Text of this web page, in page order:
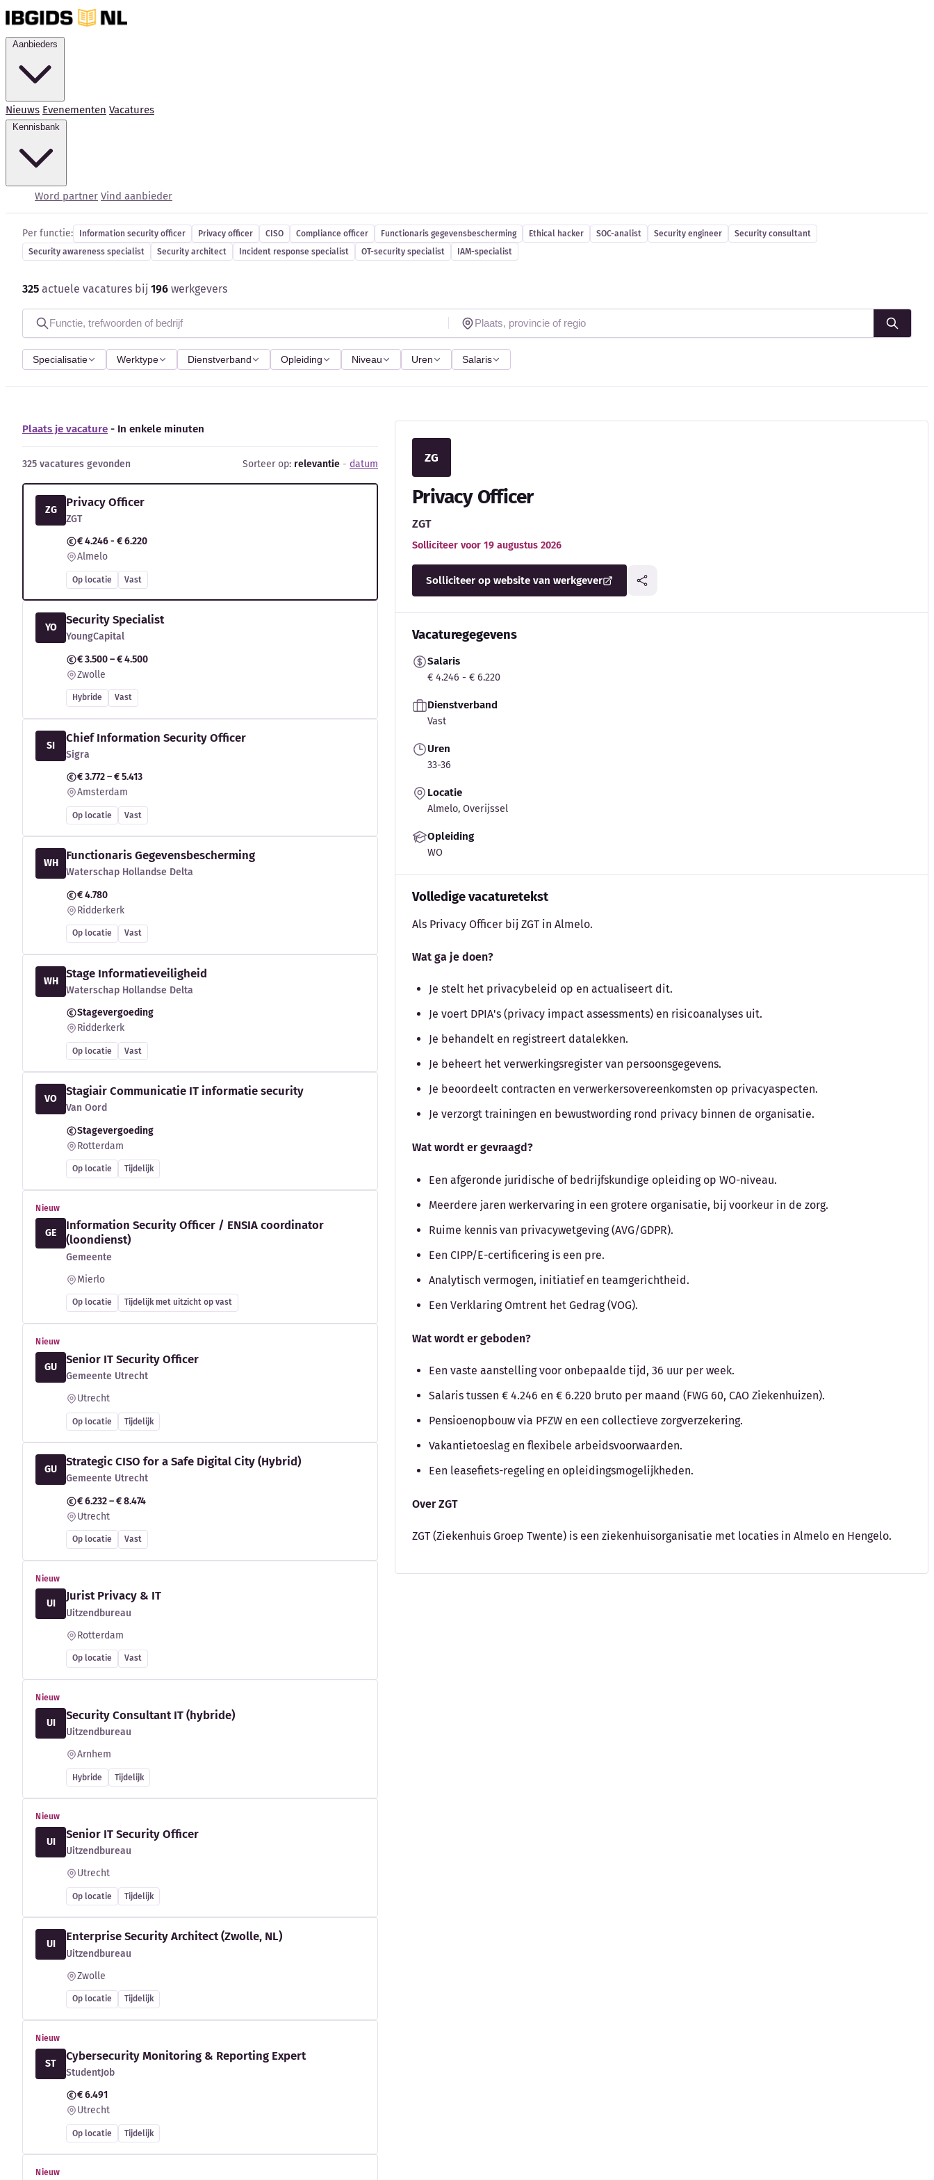
Nieuws Evenementen Vacatures
Word partner Vind aanbieder
Cybersecurity-vacatures
Per functie: Information security officer Privacy officer CISO Compliance officer Functionaris gegevensbescherming Ethical hacker SOC-analist Security engineer
Security consultant
Security awareness specialist
Security architect Incident response specialist OT-security specialist IAM-specialist
325 actuele vacatures bij 196 werkgevers
Specialisatie Werktype Dienstverband Opleiding Niveau Uren Salaris
Plaats je vacature - In enkele minuten
325 vacatures gevonden Sorteer op: relevantie - datum
ZG
Privacy Officer
ZGT
€ 4.246 - € 6.220
Almelo
Op locatie Vast
YO
Security Specialist
YoungCapital
€ 3.500 – € 4.500
Zwolle
Hybride Vast
SI
Chief Information Security Officer
Sigra
€ 3.772 – € 5.413
Amsterdam
Op locatie Vast
WH
Functionaris Gegevensbescherming
Waterschap Hollandse Delta
€ 4.780
Ridderkerk
Op locatie Vast
WH
Stage Informatieveiligheid
Waterschap Hollandse Delta
Stagevergoeding
Ridderkerk
Op locatie Vast
VO
Stagiair Communicatie IT informatie security
Van Oord
Stagevergoeding
Rotterdam
Op locatie Tijdelijk
Nieuw
GE
Information Security Officer / ENSIA coordinator
(loondienst)
Gemeente
Mierlo
Op locatie Tijdelijk met uitzicht op vast
Nieuw
GU
Senior IT Security Officer
Gemeente Utrecht
Utrecht
Op locatie Tijdelijk
GU
Strategic CISO for a Safe Digital City (Hybrid)
Gemeente Utrecht
€ 6.232 – € 8.474
Utrecht
Op locatie Vast
Nieuw
UI
Jurist Privacy & IT
Uitzendbureau
Rotterdam
Op locatie Vast
Nieuw
UI
Security Consultant IT (hybride)
Uitzendbureau
Arnhem
Hybride Tijdelijk
Nieuw
UI
Senior IT Security Officer
Uitzendbureau
Utrecht
Op locatie Tijdelijk
UI
Enterprise Security Architect (Zwolle, NL)
Uitzendbureau
Zwolle
Op locatie Tijdelijk
Nieuw
ST
Cybersecurity Monitoring & Reporting Expert
StudentJob
€ 6.491
Utrecht
Op locatie Tijdelijk
Nieuw
ZG
Privacy Officer
ZGT
Solliciteer voor 19 augustus 2026
Solliciteer op website van werkgever
Vacaturegegevens
Salaris
€ 4.246 - € 6.220
Dienstverband
Vast
Uren
33-36
Locatie
Almelo, Overijssel
Opleiding
WO
Volledige vacaturetekst
Als Privacy Officer bij ZGT in Almelo.
Wat ga je doen?
Je stelt het privacybeleid op en actualiseert dit.
Je voert DPIA's (privacy impact assessments) en risicoanalyses uit.
Je behandelt en registreert datalekken.
Je beheert het verwerkingsregister van persoonsgegevens.
Je beoordeelt contracten en verwerkersovereenkomsten op privacyaspecten.
Je verzorgt trainingen en bewustwording rond privacy binnen de organisatie.
Wat wordt er gevraagd?
Een afgeronde juridische of bedrijfskundige opleiding op WO-niveau.
Meerdere jaren werkervaring in een grotere organisatie, bij voorkeur in de zorg.
Ruime kennis van privacywetgeving (AVG/GDPR).
Een CIPP/E-certificering is een pre.
Analytisch vermogen, initiatief en teamgerichtheid.
Een Verklaring Omtrent het Gedrag (VOG).
Wat wordt er geboden?
Een vaste aanstelling voor onbepaalde tijd, 36 uur per week.
Salaris tussen € 4.246 en € 6.220 bruto per maand (FWG 60, CAO Ziekenhuizen).
Pensioenopbouw via PFZW en een collectieve zorgverzekering.
Vakantietoeslag en flexibele arbeidsvoorwaarden.
Een leasefiets-regeling en opleidingsmogelijkheden.
Over ZGT
ZGT (Ziekenhuis Groep Twente) is een ziekenhuisorganisatie met locaties in Almelo en Hengelo.